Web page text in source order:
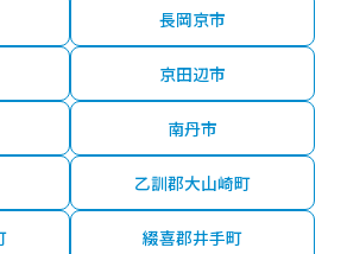
長岡京市
京田辺市
南丹市
乙訓郡大山崎町
綴喜郡井手町